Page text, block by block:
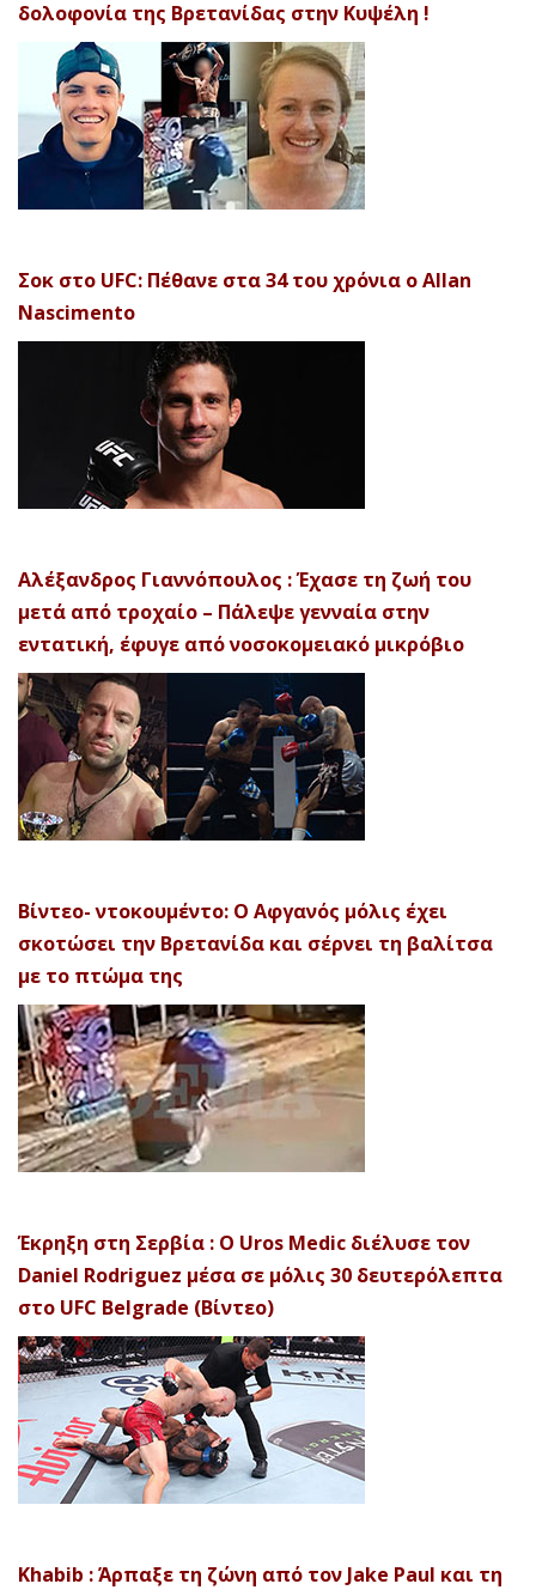
δολοφονία της Βρετανίδας στην Κυψέλη !
Σοκ στο UFC: Πέθανε στα 34 του χρόνια ο Allan
Nascimento
Αλέξανδρος Γιαννόπουλος : Έχασε τη ζωή του
μετά από τροχαίο – Πάλεψε γενναία στην
εντατική, έφυγε από νοσοκομειακό μικρόβιο
Βίντεο- ντοκουμέντο: Ο Αφγανός μόλις έχει
σκοτώσει την Βρετανίδα και σέρνει τη βαλίτσα
με το πτώμα της
Έκρηξη στη Σερβία : Ο Uros Medic διέλυσε τον
Daniel Rodriguez μέσα σε μόλις 30 δευτερόλεπτα
στο UFC Belgrade (Βίντεο)
Khabib : Άρπαξε τη ζώνη από τον Jake Paul και τη